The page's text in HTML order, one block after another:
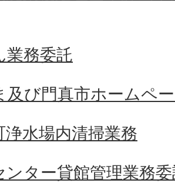
業務委託
及び門真市ホームペ
浄水場内清掃業務
ンター貸館管理業務